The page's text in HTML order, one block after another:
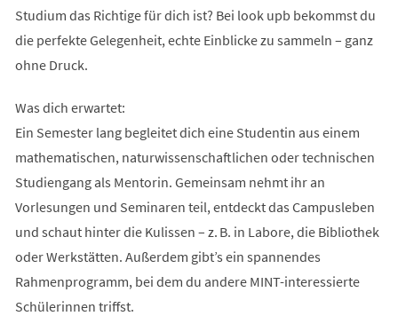
Studium das Richtige für dich ist? Bei look upb bekommst du
die perfekte Gelegenheit, echte Einblicke zu sammeln – ganz
ohne Druck.
Was dich erwartet:
Ein Semester lang begleitet dich eine Studentin aus einem
mathematischen, naturwissenschaftlichen oder technischen
Studiengang als Mentorin. Gemeinsam nehmt ihr an
Vorlesungen und Seminaren teil, entdeckt das Campusleben
und schaut hinter die Kulissen – z. B. in Labore, die Bibliothek
oder Werkstätten. Außerdem gibt’s ein spannendes
Rahmenprogramm, bei dem du andere MINT-interessierte
Schülerinnen triffst.